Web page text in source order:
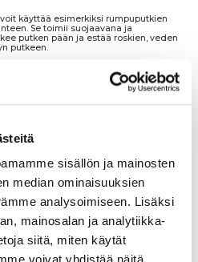
sisällön ja mainosten
median ominaisuuksien
analysoimiseen. Lisäksi
mainosalan ja analytiikka-
siitä, miten käytät
käyttää esimerkiksi rumpuputkien
Se toimii suojaavana ja
putken pään ja estää roskien, veden
putkeen.